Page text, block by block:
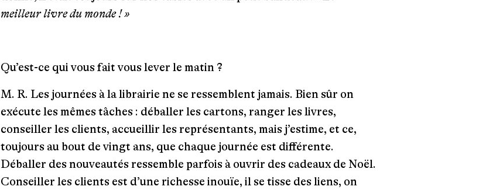
meilleur livre du monde ! »
Qu’est-ce qui vous fait vous lever le matin ?
M. R. Les journées à la librairie ne se ressemblent jamais. Bien sûr on
exécute les mêmes tâches : déballer les cartons, ranger les livres,
conseiller les clients, accueillir les représentants, mais j’estime, et ce,
toujours au bout de vingt ans, que chaque journée est différente.
Déballer des nouveautés ressemble parfois à ouvrir des cadeaux de Noël.
Conseiller les clients est d’une richesse inouïe, il se tisse des liens, on